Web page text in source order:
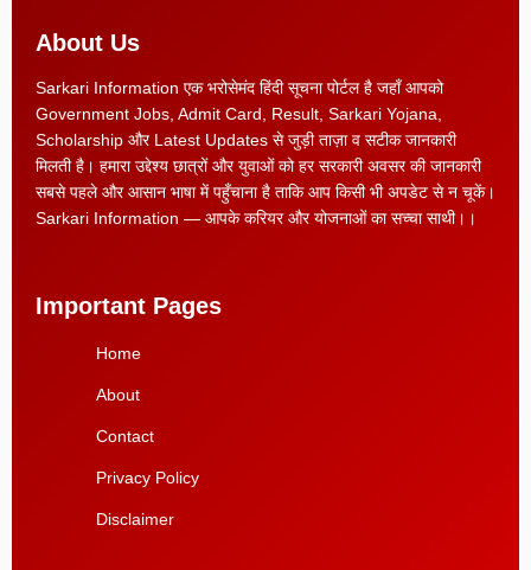
About Us
Sarkari Information एक भरोसेमंद हिंदी सूचना पोर्टल है जहाँ आपको
Government Jobs, Admit Card, Result, Sarkari Yojana,
Scholarship और Latest Updates से जुड़ी ताज़ा व सटीक जानकारी
मिलती है। हमारा उद्देश्य छात्रों और युवाओं को हर सरकारी अवसर की जानकारी
सबसे पहले और आसान भाषा में पहुँचाना है ताकि आप किसी भी अपडेट से न चूकें।
Sarkari Information — आपके करियर और योजनाओं का सच्चा साथी।।
Important Pages
Home
About
Contact
Privacy Policy
Disclaimer